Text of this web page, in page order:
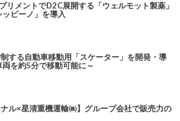
リメントでD2C展開する「ウェルモット製薬」
ピーノ」を導入
する自動車移動用「スケーター」を開発・導
を約5分で移動可能に～
ナル×星清重機運輸㈱】グループ会社で販売力の